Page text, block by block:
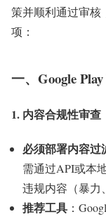
策并顺利通过审核
项：
一、Google
1. 内容合规性审查
必须部署内容过
需通过API或本
违规内容（暴力
推荐工具 ：